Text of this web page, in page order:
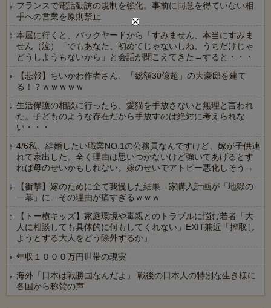
フランスで電話勧誘の規制を強化。事前に同意を得ていない相
手への営業を原則禁止
本屋に行くと、バックヤードから「すみません、本当にすみま
せん（泣）「でもあなた、初めてじゃないしね、うちだけじゃ
どうしようもないから」と会話が聞こえてきた→すると・・・
【悲報】ちいかわ作者さん、「総額30億超」の大豪邸を建て
る！？ｗｗｗｗｗ
生活保護の相談に行ったら、愛猫を手放さないと無理と言われ
た。子どものような存在だから手放すのは絶対に考えられな
い・・・
4/6私、結婚したい職業NO.1の公務員なんですけど、嫁が子供連
れて家出した。全く理由は思いつかないけど強いてあげるとす
れば母のせいかもしれない。嫁のせいでアトピー悪化しそう→
【衝撃】嫁のために全て我慢した結果→家購入計画が「地獄の
一幕」に…その理由が痛すぎるｗｗｗ
【トー横キッズ】家庭環境や毒親とのトラブルに悩む若者「大
人に相談しても具体的に何もしてくれない」EXIT兼近「搾取し
ようとする大人をどう除外するか」
年収１０００万円世帯の現実
海外「日本は戦勝国なんだよ」 戦後の日本人の特別な生き様に
各国から称賛の声